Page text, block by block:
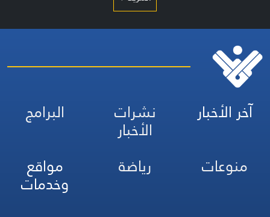
آخر الأخبار نشرات
الأخبار
البرامج
منوعات
رياضة مواقع
وخدمات